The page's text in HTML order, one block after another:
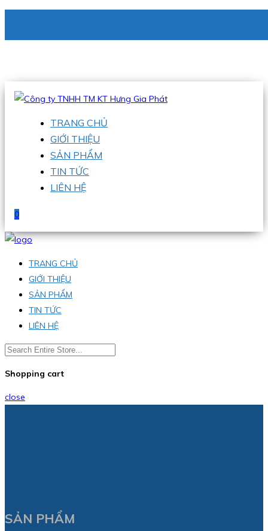
Hotline:0938 336 079
TRANG CHỦ
GIỚI THIỆU
SẢN PHẨM
TIN TỨC
LIÊN HỆ
0
TRANG CHỦ
GIỚI THIỆU
SẢN PHẨM
TIN TỨC
LIÊN HỆ
Shopping cart
close
SẢN PHẨM